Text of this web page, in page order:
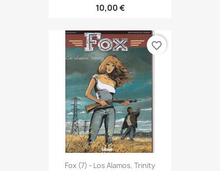
10,00 €
Fox (7) - Los Alamos, Trinity
favorite_border